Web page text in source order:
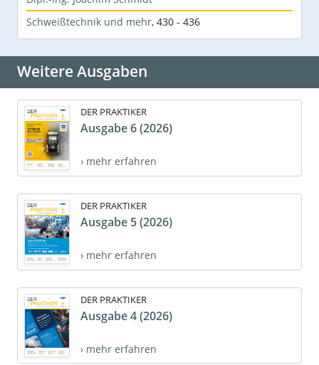
Schweißtechnik und mehr, 430 - 436
Weitere Ausgaben
DER PRAKTIKER
Ausgabe 6 (2026)
› mehr erfahren
DER PRAKTIKER
Ausgabe 5 (2026)
› mehr erfahren
DER PRAKTIKER
Ausgabe 4 (2026)
› mehr erfahren